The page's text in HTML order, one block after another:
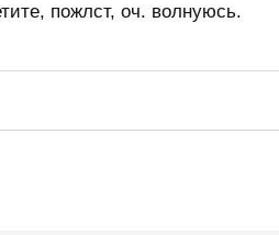
пожлст, оч. волнуюсь.